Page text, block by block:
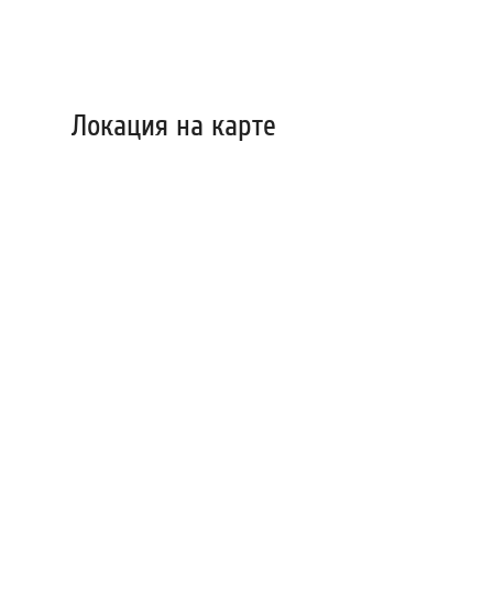
Локация на карте